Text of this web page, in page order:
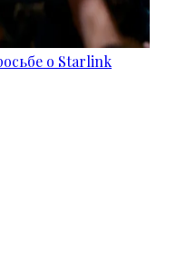
о Starlink